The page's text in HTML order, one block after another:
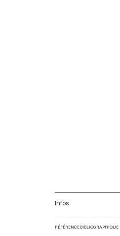
Infos
RÉFÉRENCE BIBLIOGRAPHIQUE